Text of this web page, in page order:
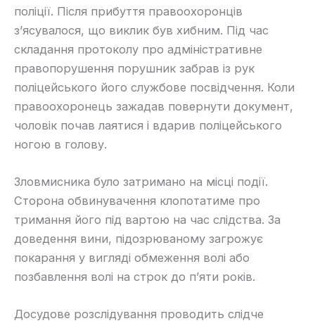
поліції. Після прибуття правоохоронців
з’ясувалося, що виклик був хибним. Під час
складання протоколу про адміністративне
правопорушення порушник забрав із рук
поліцейського його службове посвідчення. Коли
правоохоронець зажадав повернути документ,
чоловік почав лаятися і вдарив поліцейського
ногою в голову.
Зловмисника було затримано на місці події.
Сторона обвинувачення клопотатиме про
тримання його під вартою на час слідства. За
доведення вини, підозрюваному загрожує
покарання у вигляді обмеження волі або
позбавлення волі на строк до п’яти років.
Досудове розслідування проводить слідче